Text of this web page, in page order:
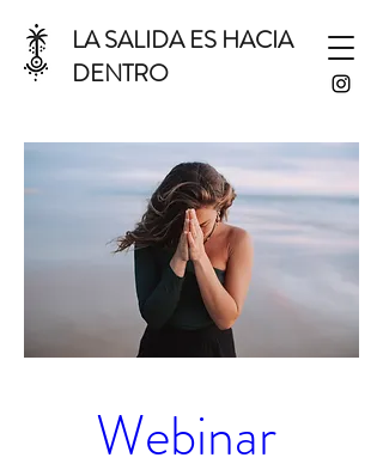
LA SALIDA ES HACIA
DENTRO
Webinar